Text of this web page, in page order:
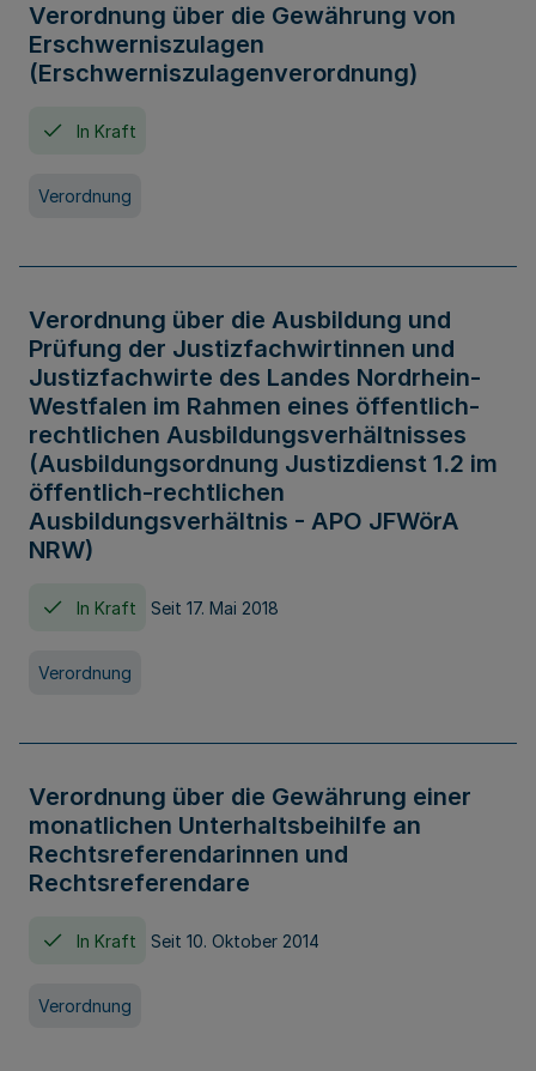
Verordnung über die Gewährung von
Erschwerniszulagen
(Erschwerniszulagenverordnung)
In Kraft
Verordnung
Verordnung über die Ausbildung und
Prüfung der Justizfachwirtinnen und
Justizfachwirte des Landes Nordrhein-
Westfalen im Rahmen eines öffentlich-
rechtlichen Ausbildungsverhältnisses
(Ausbildungsordnung Justizdienst 1.2 im
öffentlich-rechtlichen
Ausbildungsverhältnis - APO JFWörA
NRW)
In Kraft Seit 17. Mai 2018
Verordnung
Verordnung über die Gewährung einer
monatlichen Unterhaltsbeihilfe an
Rechtsreferendarinnen und
Rechtsreferendare
In Kraft Seit 10. Oktober 2014
Verordnung